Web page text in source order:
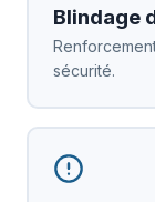
Blindage
sécurité.